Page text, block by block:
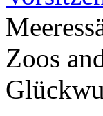
Zoos